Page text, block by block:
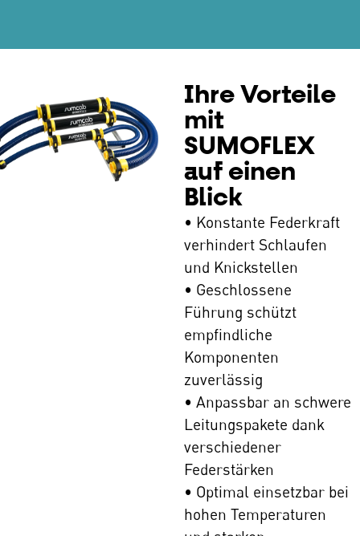
Ihre Vorteile
mit
SUMOFLEX
auf einen
Blick
• Konstante Federkraft
verhindert Schlaufen
und Knickstellen
• Geschlossene
Führung schützt
empfindliche
Komponenten
zuverlässig
• Anpassbar an schwere
Leitungspakete dank
verschiedener
Federstärken
• Optimal einsetzbar bei
hohen Temperaturen